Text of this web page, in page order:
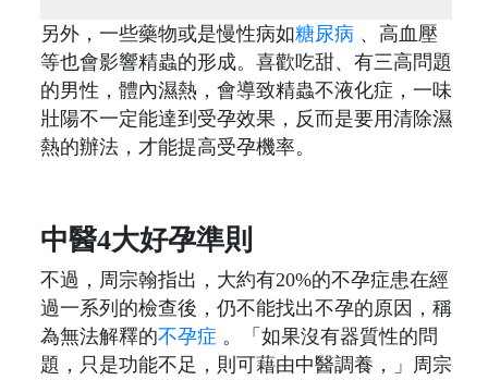
另外，一些藥物或是慢性病如糖尿病 、高血壓
等也會影響精蟲的形成。喜歡吃甜、有三高問題
的男性，體內濕熱，會導致精蟲不液化症，一味
壯陽不一定能達到受孕效果，反而是要用清除濕
熱的辦法，才能提高受孕機率。
中醫4大好孕準則
不過，周宗翰指出，大約有20%的不孕症患在經
過一系列的檢查後，仍不能找出不孕的原因，稱
為無法解釋的不孕症 。「如果沒有器質性的問
題，只是功能不足，則可藉由中醫調養，」周宗